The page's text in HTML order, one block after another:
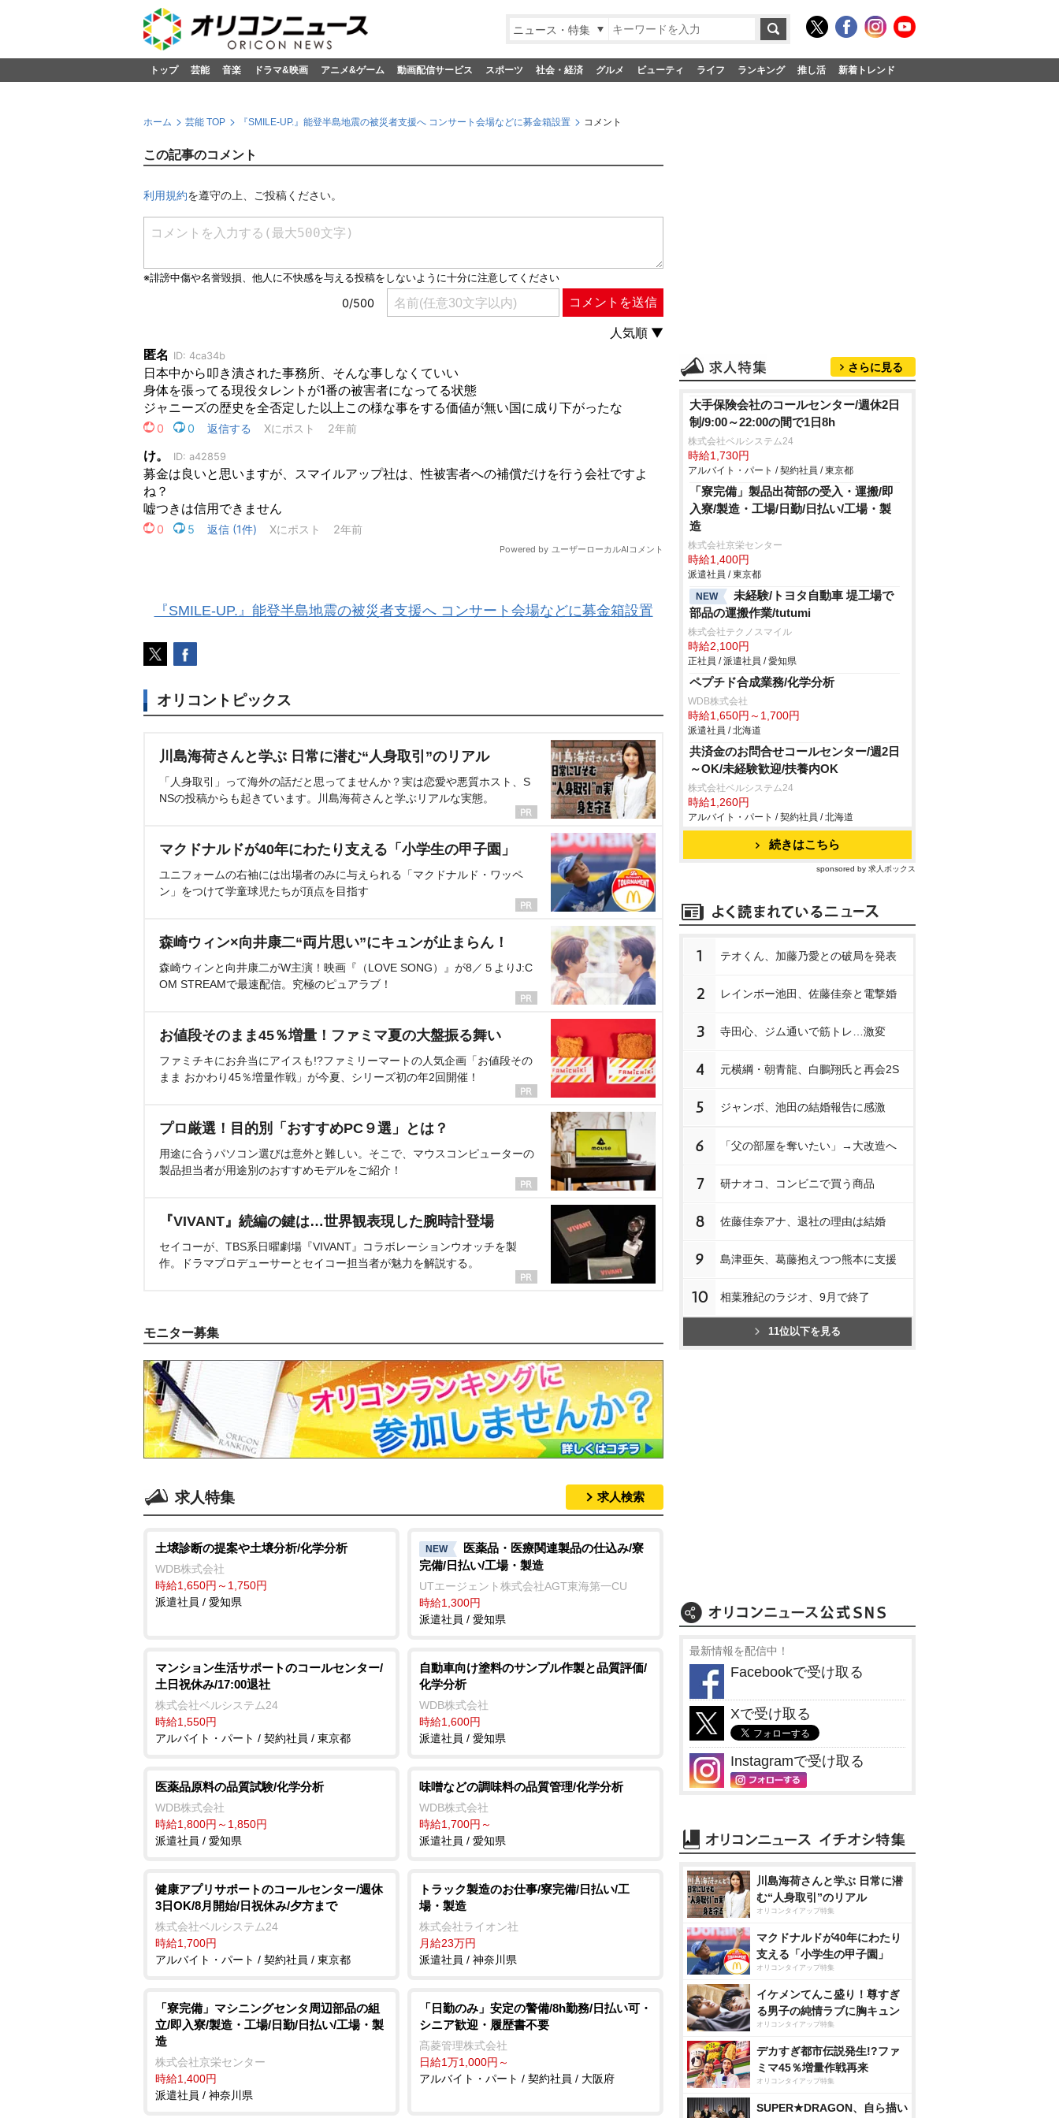
ニュース・特集
トップ 芸能 音楽 ドラマ&映画 アニメ&ゲーム 動画配信サービス スポーツ 社会・経済 グルメ ビューティ ライフ ランキング 推し活 新着トレンド
ホーム 芸能 TOP 『SMILE-UP.』能登半島地震の被災者支援へ コンサート会場などに募金箱設置 コメント
この記事のコメント
利用規約を遵守の上、ご投稿ください。
『SMILE-UP.』能登半島地震の被災者支援へ コンサート会場などに募金箱設置
オリコントピックス
川島海荷さんと学ぶ 日常に潜む“人身取引”のリアル
「人身取引」って海外の話だと思ってませんか？実は恋愛や悪質ホスト、S
NSの投稿からも起きています。川島海荷さんと学ぶリアルな実態。
マクドナルドが40年にわたり支える「小学生の甲子園」
ユニフォームの右袖には出場者のみに与えられる「マクドナルド・ワッペ
ン」をつけて学童球児たちが頂点を目指す
森崎ウィン×向井康二“両片思い”にキュンが止まらん！
森崎ウィンと向井康二がW主演！映画『（LOVE SONG）』が8／５よりJ:C
OM STREAMで最速配信。究極のピュアラブ！
お値段そのまま45％増量！ファミマ夏の大盤振る舞い
ファミチキにお弁当にアイスも!?ファミリーマートの人気企画「お値段その
まま おかわり45％増量作戦」が今夏、シリーズ初の年2回開催！
プロ厳選！目的別「おすすめPC９選」とは？
用途に合うパソコン選びは意外と難しい。そこで、マウスコンピューターの
製品担当者が用途別のおすすめモデルをご紹介！
『VIVANT』続編の鍵は…世界観表現した腕時計登場
セイコーが、TBS系日曜劇場『VIVANT』コラボレーションウオッチを製
作。ドラマプロデューサーとセイコー担当者が魅力を解説する。
モニター募集
求人特集 求人検索
土壌診断の提案や土壌分析/化学分析
WDB株式会社
時給1,650円～1,750円
派遣社員 / 愛知県
NEW
医薬品・医療関連製品の仕込み/寮
完備/日払い/工場・製造
UTエージェント株式会社AGT東海第一CU
時給1,300円
派遣社員 / 愛知県
マンション生活サポートのコールセンター/
土日祝休み/17:00退社
株式会社ベルシステム24
時給1,550円
アルバイト・パート / 契約社員 / 東京都
自動車向け塗料のサンプル作製と品質評価/
化学分析
WDB株式会社
時給1,600円
派遣社員 / 愛知県
医薬品原料の品質試験/化学分析
WDB株式会社
時給1,800円～1,850円
派遣社員 / 愛知県
味噌などの調味料の品質管理/化学分析
WDB株式会社
時給1,700円～
派遣社員 / 愛知県
健康アプリサポートのコールセンター/週休
3日OK/8月開始/日祝休み/夕方まで
株式会社ベルシステム24
時給1,700円
アルバイト・パート / 契約社員 / 東京都
トラック製造のお仕事/寮完備/日払い/工
場・製造
株式会社ライオン社
月給23万円
派遣社員 / 神奈川県
「寮完備」マシニングセンタ周辺部品の組
立/即入寮/製造・工場/日勤/日払い/工場・製
造
株式会社京栄センター
時給1,400円
派遣社員 / 神奈川県
「日勤のみ」安定の警備/8h勤務/日払い可・
シニア歓迎・履歴書不要
髙菱管理株式会社
日給1万1,000円～
アルバイト・パート / 契約社員 / 大阪府
さらに見る
大手保険会社のコールセンター/週休2日
制/9:00～22:00の間で1日8h
株式会社ベルシステム24
時給1,730円
アルバイト・パート / 契約社員 / 東京都
「寮完備」製品出荷部の受入・運搬/即
入寮/製造・工場/日勤/日払い/工場・製
造
株式会社京栄センター
時給1,400円
派遣社員 / 東京都
NEW
未経験/トヨタ自動車 堤工場で
部品の運搬作業/tutumi
株式会社テクノスマイル
時給2,100円
正社員 / 派遣社員 / 愛知県
ペプチド合成業務/化学分析
WDB株式会社
時給1,650円～1,700円
派遣社員 / 北海道
共済金のお問合せコールセンター/週2日
～OK/未経験歓迎/扶養内OK
株式会社ベルシステム24
時給1,260円
アルバイト・パート / 契約社員 / 北海道
続きはこちら
sponsored by 求人ボックス
1 テオくん、加藤乃愛との破局を発表
2 レインボー池田、佐藤佳奈と電撃婚
3 寺田心、ジム通いで筋トレ…激変
4 元横綱・朝青龍、白鵬翔氏と再会2S
5 ジャンボ、池田の結婚報告に感激
6 「父の部屋を奪いたい」→大改造へ
7 研ナオコ、コンビニで買う商品
8 佐藤佳奈アナ、退社の理由は結婚
9 島津亜矢、葛藤抱えつつ熊本に支援
10 相葉雅紀のラジオ、9月で終了
11位以下を見る
最新情報を配信中！
Facebookで受け取る
Xで受け取る
Instagramで受け取る
川島海荷さんと学ぶ 日常に潜
む“人身取引”のリアル
オリコンタイアップ特集
マクドナルドが40年にわたり
支える「小学生の甲子園」
オリコンタイアップ特集
イケメンてんこ盛り！尊すぎ
る男子の純情ラブに胸キュン
オリコンタイアップ特集
デカすぎ都市伝説発生!?ファ
ミマ45％増量作戦再来
オリコンタイアップ特集
SUPER★DRAGON、自ら描い